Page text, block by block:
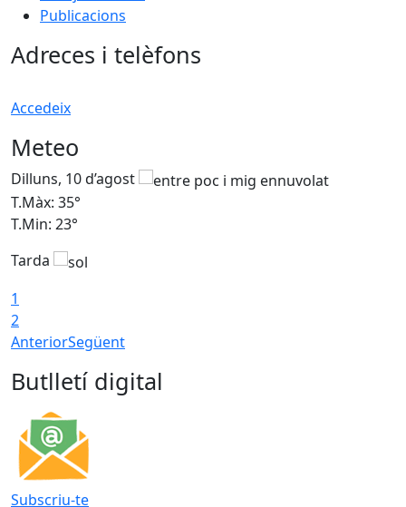
Publicacions
Adreces i telèfons
Accedeix
Meteo
Dilluns, 10 d’agost
T.Màx: 35°
T.Min: 23°
Tarda
1
2
AnteriorSegüent
Butlletí digital
Subscriu-te